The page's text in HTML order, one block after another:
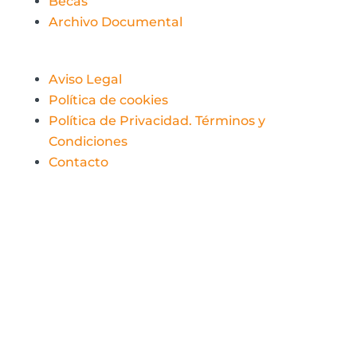
Archivo Documental
Aviso Legal
Política de cookies
Política de Privacidad. Términos y
Condiciones
Contacto